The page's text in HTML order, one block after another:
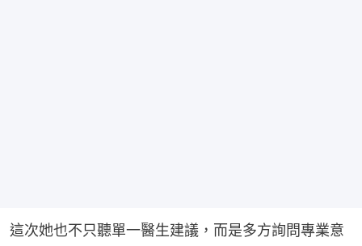
這次她也不只聽單一醫生建議，而是多方詢問專業意